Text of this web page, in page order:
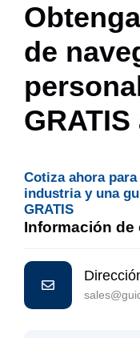
de
Cotiza ahora
industria y una
GRATIS
Información de